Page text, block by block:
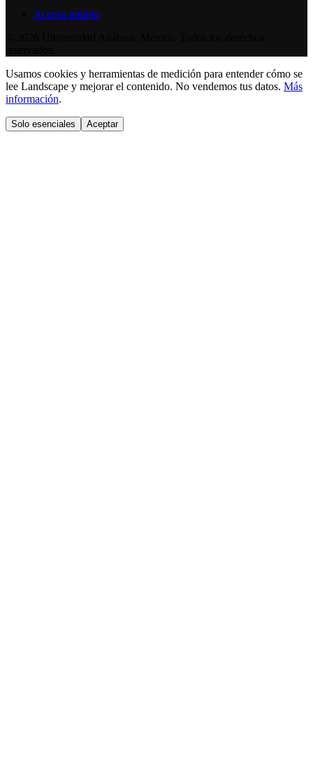
Acceso equipo
Usamos cookies y herramientas de medición para entender cómo se
lee Landscape y mejorar el contenido. No vendemos tus datos. Más
información.
Solo esenciales Aceptar